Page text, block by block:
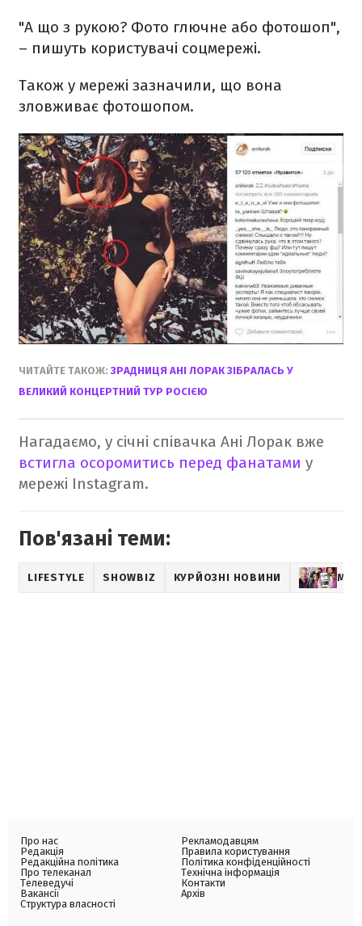
"А що з рукою? Фото глючне або фотошоп",
– пишуть користувачі соцмережі.
Також у мережі зазначили, що вона
зловживає фотошопом.
ЧИТАЙТЕ ТАКОЖ:ЗРАДНИЦЯ АНІ ЛОРАК ЗІБРАЛАСЬ У
ВЕЛИКИЙ КОНЦЕРТНИЙ ТУР РОСІЄЮ
Нагадаємо, у січні співачка Ані Лорак вже
встигла осоромитись перед фанатами у
мережі Instagram.
Пов'язані теми:
LIFESTYLE SHOWBIZ КУРЙОЗНІ НОВИНИ
Про нас
Редакція
Редакційна політика
Про телеканал
Телеведучі
Вакансії
Структура власності
Рекламодавцям
Правила користування
Політика конфіденційності
Технічна інформація
Контакти
Архів